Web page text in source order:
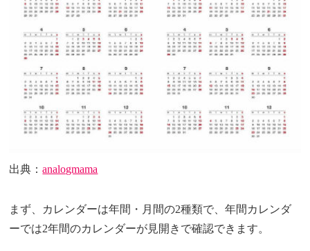
出典：analogmama
まず、カレンダーは年間・月間の2種類で、年間カレンダ
ーでは2年間のカレンダーが見開きで確認できます。